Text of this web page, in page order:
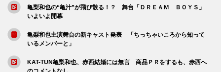
亀梨和也の“亀汁”が飛び散る！？ 舞台「ＤＲＥＡＭ ＢＯＹＳ」
いよいよ開幕
亀梨和也主演舞台の新キャスト発表 「ちっちゃいころから知って
いるメンバーと」
KAT-TUN亀梨和也、赤西結婚には無言 商品ＰＲをするも、赤西へ